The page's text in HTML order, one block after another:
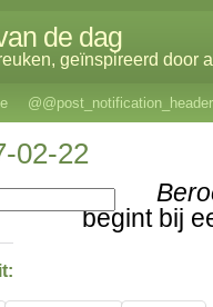
de dag
geïnspireerd door
@@post_notification_header
02-22
begint bij